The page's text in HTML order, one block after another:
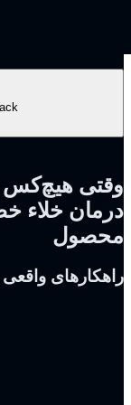
وقتی
درمان خلاء
محصول
راهکارهای